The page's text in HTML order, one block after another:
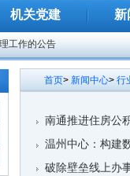
机关党建 新
工作的公告
解工作座谈会
”
缴存基数和比例的通知
办理业务的通告
首页> 新闻中心> 行
南通推进住房公
温州中心：构建
破除壁垒线上办